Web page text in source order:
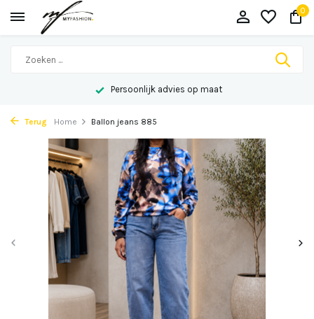
0
Persoonlijk advies op maat
Terug Home Ballon jeans 885